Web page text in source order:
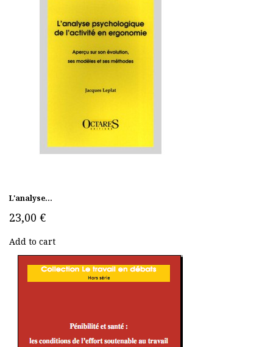
L'analyse...
23,00 €
Add to cart